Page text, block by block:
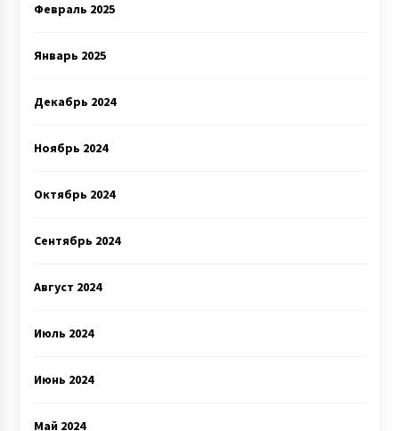
Февраль 2025
Январь 2025
Декабрь 2024
Ноябрь 2024
Октябрь 2024
Сентябрь 2024
Август 2024
Июль 2024
Июнь 2024
Май 2024